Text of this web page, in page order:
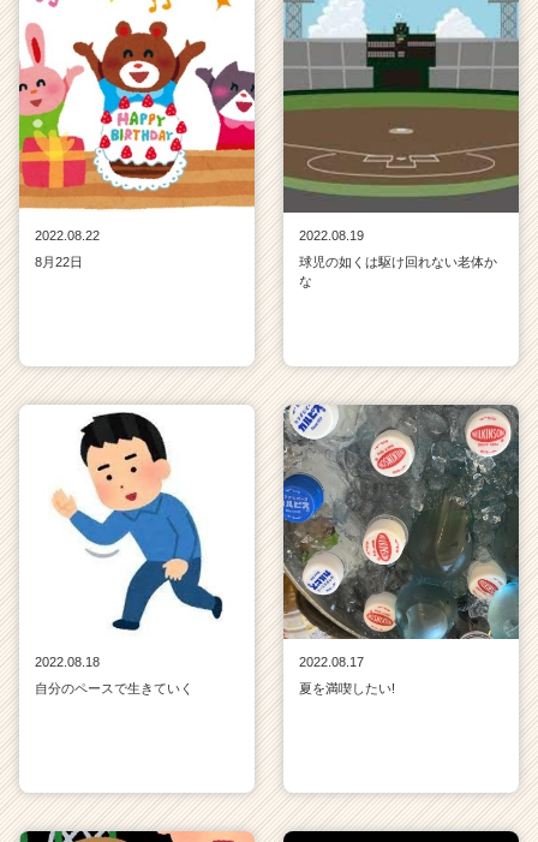
2022.08.22
8月22日
2022.08.19
球児の如くは駆け回れない老体か
な
2022.08.18
自分のペースで生きていく
2022.08.17
夏を満喫したい!